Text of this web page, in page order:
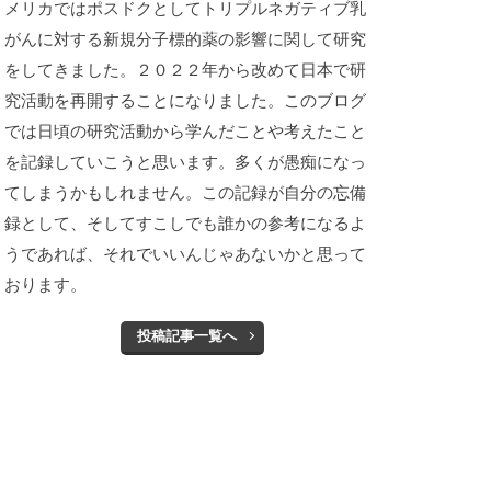
メリカではポスドクとしてトリプルネガティブ乳
がんに対する新規分子標的薬の影響に関して研究
をしてきました。２０２２年から改めて日本で研
究活動を再開することになりました。このブログ
では日頃の研究活動から学んだことや考えたこと
を記録していこうと思います。多くが愚痴になっ
てしまうかもしれません。この記録が自分の忘備
録として、そしてすこしでも誰かの参考になるよ
うであれば、それでいいんじゃあないかと思って
おります。
投稿記事一覧へ